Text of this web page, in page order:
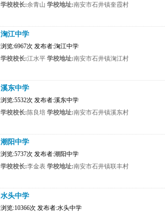
学校校长:余青山 学校地址:南安市石井镇奎霞村
淗江中学
浏览:6967次 发布者:淗江中学
学校校长:江水平 学校地址:南安市石井镇淗江村
溪东中学
浏览:5532次 发布者:溪东中学
学校校长:陈良培 学校地址:南安市石井镇溪东村
潮阳中学
浏览:5737次 发布者:潮阳中学
学校校长:李金表 学校地址:南安市石井镇联丰村
水头中学
浏览:10366次 发布者:水头中学